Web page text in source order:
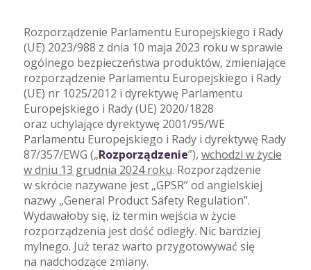
Rozporządzenie Parlamentu Europejskiego i Rady
(UE) 2023/988 z dnia 10 maja 2023 roku w sprawie
ogólnego bezpieczeństwa produktów, zmieniające
rozporządzenie Parlamentu Europejskiego i Rady
(UE) nr 1025/2012 i dyrektywę Parlamentu
Europejskiego i Rady (UE) 2020/1828
oraz uchylające dyrektywę 2001/95/WE
Parlamentu Europejskiego i Rady i dyrektywę Rady
87/357/EWG („Rozporządzenie”), wchodzi w życie
w dniu 13 grudnia 2024 roku. Rozporządzenie
w skrócie nazywane jest „GPSR” od angielskiej
nazwy „General Product Safety Regulation”.
Wydawałoby się, iż termin wejścia w życie
rozporządzenia jest dość odległy. Nic bardziej
mylnego. Już teraz warto przygotowywać się
na nadchodzące zmiany.